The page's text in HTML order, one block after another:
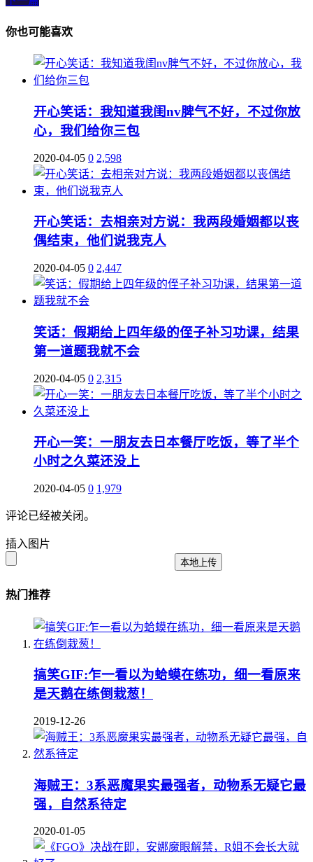
你也可能喜欢
开心笑话：我知道我闺nv脾气不好，不过你放
心，我们给你三包
2020-04-05 0 2,598
开心笑话：去相亲对方说：我两段婚姻都以丧
偶结束，他们说我克人
2020-04-05 0 2,447
笑话：假期给上四年级的侄子补习功课，结果
第一道题我就不会
2020-04-05 0 2,315
开心一笑：一朋友去日本餐厅吃饭，等了半个
小时之久菜还没上
2020-04-05 0 1,979
评论已经被关闭。
插入图片
本地上传
热门推荐
搞笑GIF:乍一看以为蛤蟆在练功，细一看原来
是天鹅在练倒栽葱！
2019-12-26
海贼王：3系恶魔果实最强者，动物系无疑它最
强，自然系待定
2020-01-05